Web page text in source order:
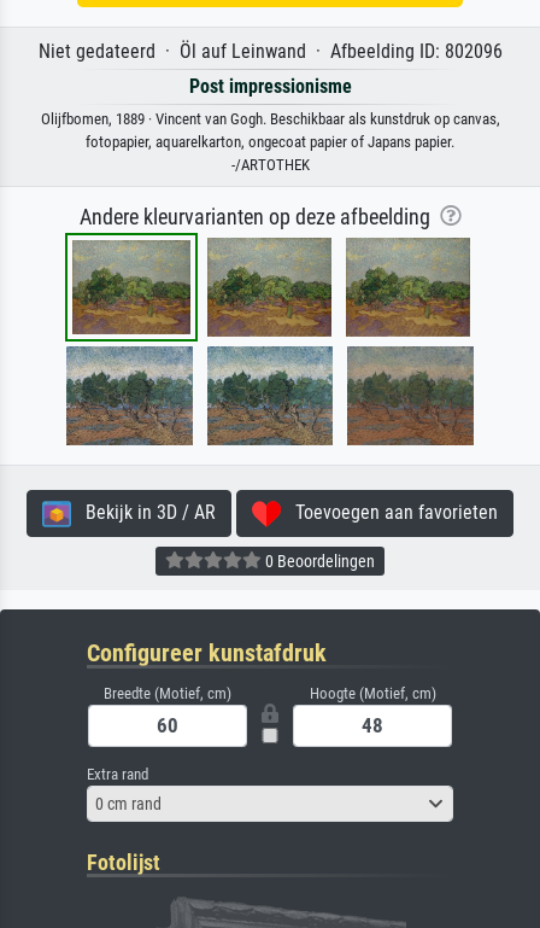
Niet gedateerd · Öl auf Leinwand · Afbeelding ID: 802096
Post impressionisme
Olijfbomen, 1889 · Vincent van Gogh. Beschikbaar als kunstdruk op canvas,
fotopapier, aquarelkarton, ongecoat papier of Japans papier.
-/ARTOTHEK
Andere kleurvarianten op deze afbeelding
Bekijk in 3D / AR Toevoegen aan favorieten
0 Beoordelingen
Configureer kunstafdruk
Breedte (Motief, cm) Hoogte (Motief, cm)
Extra rand
0 cm rand
Fotolijst